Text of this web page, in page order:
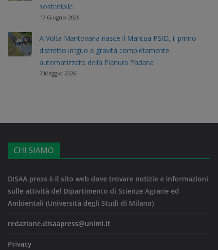
sostenibile
17 Giugno 2026
A Volta Mantovana nasce il Mantua PSID, il primo
distretto irriguo a gravità completamente
automatizzato della Pianura Padana
7 Maggio 2026
CHI SIAMO
DISAA press è il sito web dove trovare notizie e informazioni
sulle attività del Dipartimento di Scienze Agrarie ed
Ambientali (Università degli Studi di Milano)
redazione.disaapress@unimi.it
Privacy